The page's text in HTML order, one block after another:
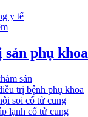
y tế
phụ khoa
sản
trị bệnh phụ khoa
soi cổ tử cung
lạnh cổ tử cung